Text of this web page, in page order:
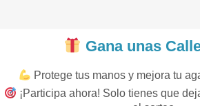
Gana unas
Protege tus manos y mejora tu
¡Participa ahora! Solo tienes que